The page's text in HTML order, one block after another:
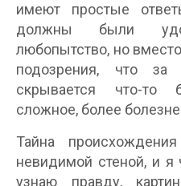
имеют простые
должны были
любопытство, но
подозрения, что за
скрывается что-то
сложное, более
Тайна
невидимой стеной, и я
узнаю правду,